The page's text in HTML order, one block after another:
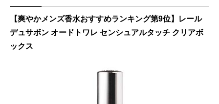
【爽やかメンズ香水おすすめランキング第9位】レール
デュサボン オードトワレ センシュアルタッチ クリアボ
ックス